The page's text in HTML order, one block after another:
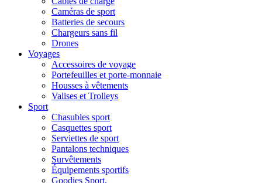
Caméras de sport
Batteries de secours
Chargeurs sans fil
Drones
Voyages
Accessoires de voyage
Portefeuilles et porte-monnaie
Housses à vêtements
Valises et Trolleys
Sport
Chasubles sport
Casquettes sport
Serviettes de sport
Pantalons techniques
Survêtements
Équipements sportifs
Goodies Sport,